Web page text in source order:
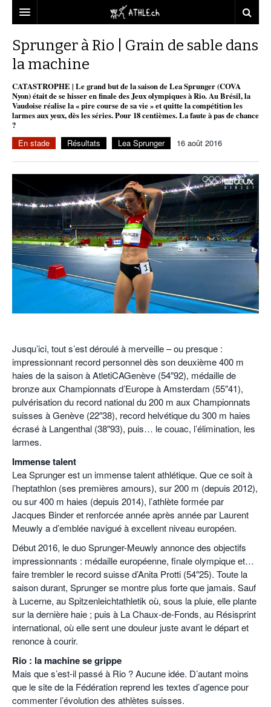
DOSSIERS
CHRONIQUES
TOUT
MICHEL HERREN
REPORTAGES
DOPAGE
GALERIES
STATISTIQUES
STATISTIQUES
MINIMA
PARTENAIRES
CNP
PARTENAIRES
CLUBS PARTENAIRES
FÉDÉRATION
TOUS SUPPORTERS D’ATHLE.CH !
VIDEOS
ATHLE.CH
CLUB D’ATHLÉTISME
TOUS SUPPORTERS D’ATHLE.CH !
CHARTE ÉDITORIALE
NOUS CONTACTER
POURQUOI ATHLE.CH ?
CNP LAUSANNE/AIGLE
ATHLE.CH RÉGIONS | GENÈVE
ATHLE.CH RÉGIONS | JURA
ATHLE.CH RÉGIONS | VAUD
ATHLE.CH VINTAGE
TIMELINE
BIOGRAPHIES
HIGHLIGHTS
Sprunger à Rio | Grain de sable dans
la machine
CATASTROPHE | Le grand but de la saison de Lea Sprunger (COVA
Nyon) était de se hisser en finale des Jeux olympiques à Rio. Au Brésil, la
Vaudoise réalise la « pire course de sa vie » et quitte la compétition les
larmes aux yeux, dès les séries. Pour 18 centièmes. La faute à pas de chance
?
En stade Résultats Lea Sprunger 16 août 2016
Jusqu’ici, tout s’est déroulé à merveille – ou presque :
impressionnant record personnel dès son deuxième 400 m
haies de la saison à AtletiCAGenève (54″92), médaille de
bronze aux Championnats d’Europe à Amsterdam (55″41),
pulvérisation du record national du 200 m aux Championnats
suisses à Genève (22″38), record helvétique du 300 m haies
écrasé à Langenthal (38″93), puis… le couac, l’élimination, les
larmes.
Immense talent
Lea Sprunger est un immense talent athlétique. Que ce soit à
l’heptathlon (ses premières amours), sur 200 m (depuis 2012),
ou sur 400 m haies (depuis 2014), l’athlète formée par
Jacques Binder et renforcée année après année par Laurent
Meuwly a d’emblée navigué à excellent niveau européen.
Début 2016, le duo Sprunger-Meuwly annonce des objectifs
impressionnants : médaille européenne, finale olympique et…
faire trembler le record suisse d’Anita Protti (54″25). Toute la
saison durant, Sprunger se montre plus forte que jamais. Sauf
à Lucerne, au Spitzenleichtathletik où, sous la pluie, elle plante
sur la dernière haie ; puis à La Chaux-de-Fonds, au Résisprint
international, où elle sent une douleur juste avant le départ et
renonce à courir.
Rio : la machine se grippe
Mais que s’est-il passé à Rio ? Aucune idée. D’autant moins
que le site de la Fédération reprend les textes d’agence pour
commenter l’évolution des athlètes suisses.